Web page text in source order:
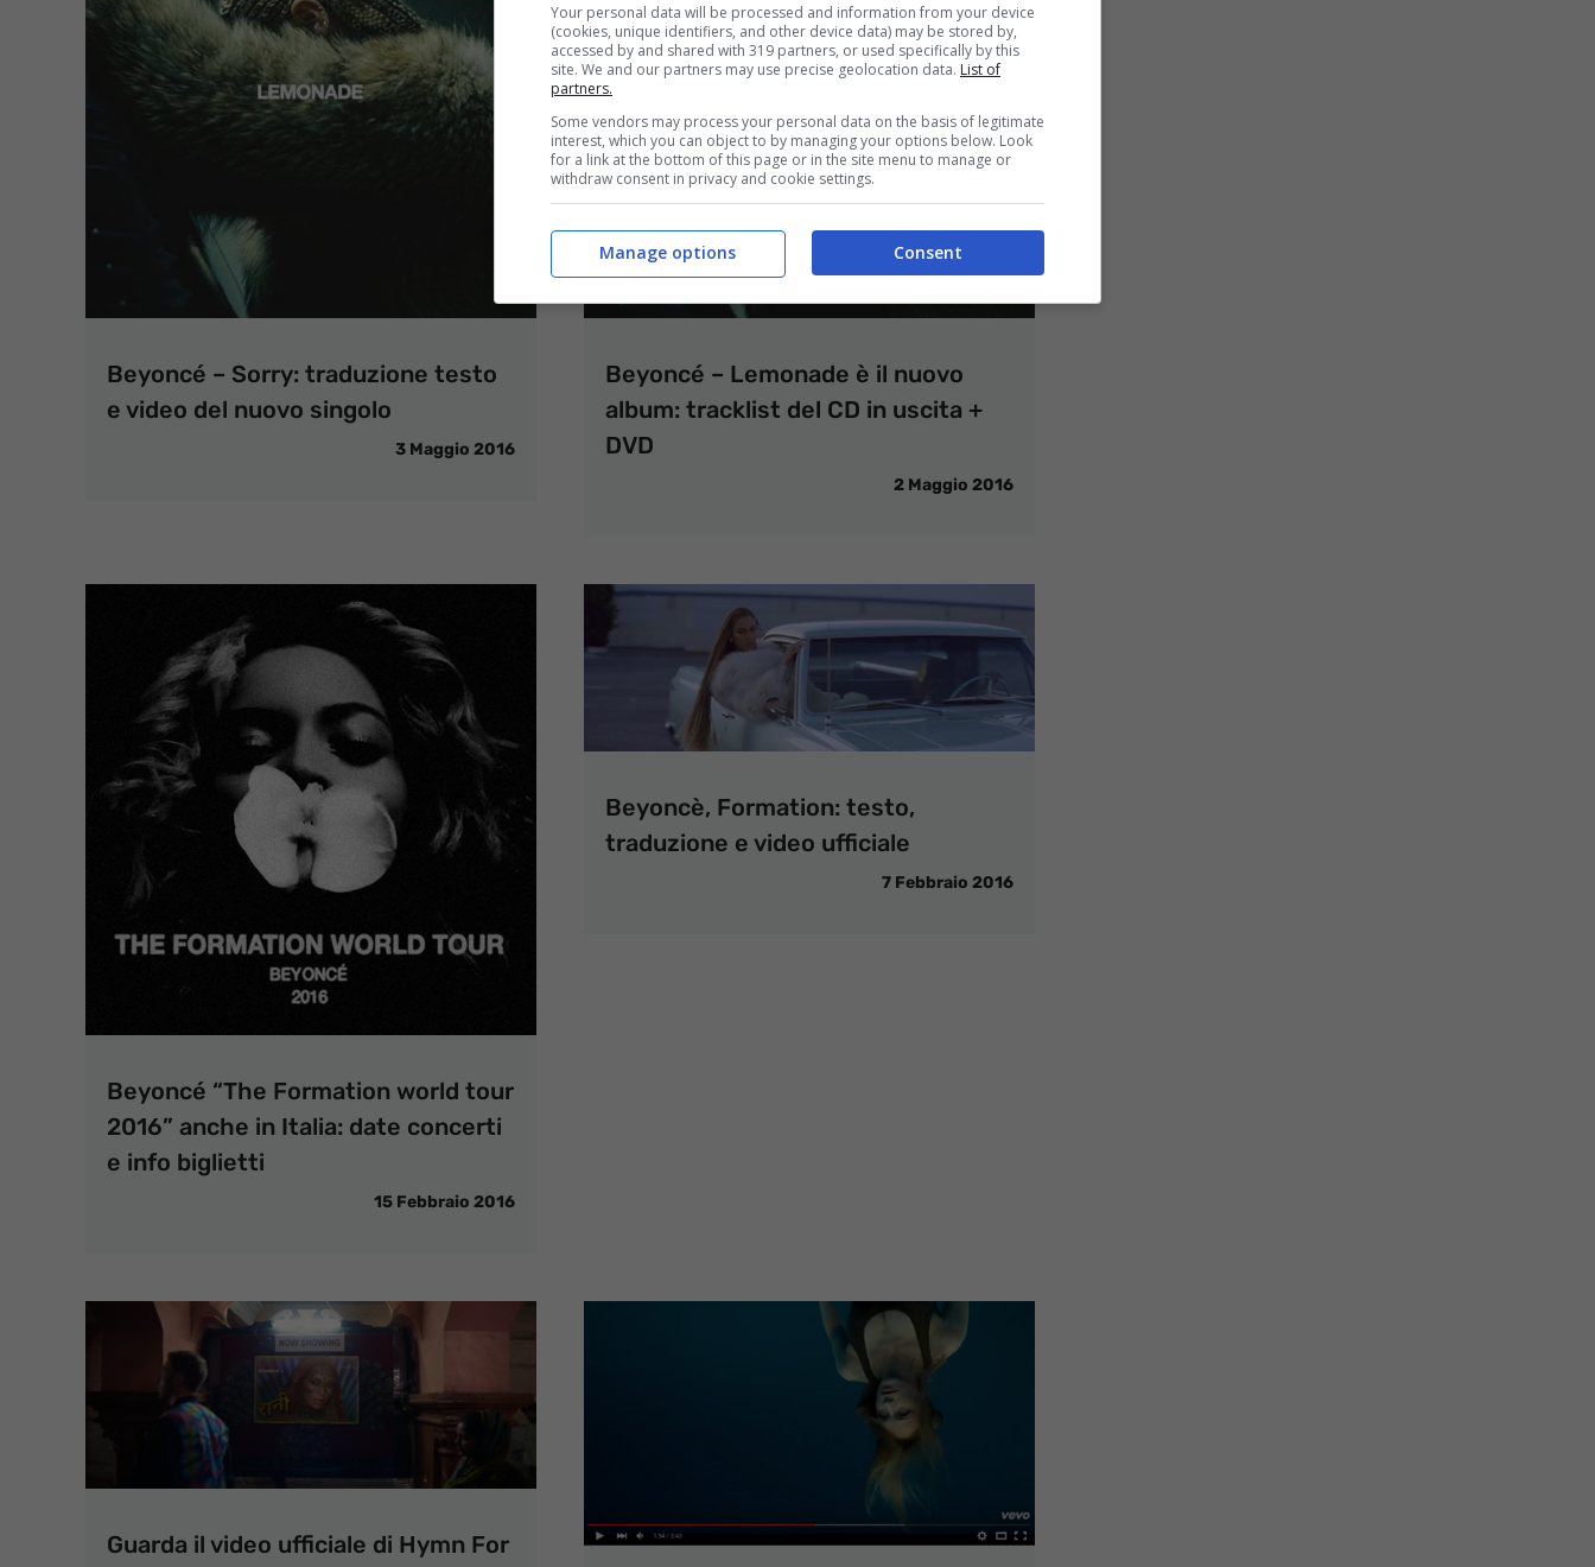
Beyoncé – Sorry: traduzione testo
e video del nuovo singolo
3 Maggio 2016
Beyoncé – Lemonade è il nuovo
album: tracklist del CD in uscita +
DVD
2 Maggio 2016
Beyoncé “The Formation world tour
2016” anche in Italia: date concerti
e info biglietti
15 Febbraio 2016
Beyoncè, Formation: testo,
traduzione e video ufficiale
7 Febbraio 2016
Guarda il video ufficiale di Hymn For
Your personal data will be processed and information from your device
(cookies, unique identifiers, and other device data) may be stored by,
accessed by and shared with 319 partners, or used specifically by this
site. We and our partners may use precise geolocation data. List of
partners.
Some vendors may process your personal data on the basis of legitimate
interest, which you can object to by managing your options below. Look
for a link at the bottom of this page or in the site menu to manage or
withdraw consent in privacy and cookie settings.
Consent
Manage options